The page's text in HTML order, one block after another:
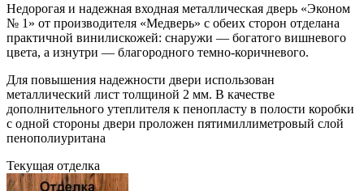
Недорогая и надежная входная металлическая дверь «Эконом
№ 1» от производителя «Медверь» с обеих сторон отделана
практичной винилискожей: снаружи — богатого вишневого
цвета, а изнутри — благородного темно-коричневого.
Для повышения надежности двери использован
металлический лист толщиной 2 мм. В качестве
дополнительного утеплителя к пенопласту в полости коробки
с одной стороны двери проложен пятимиллиметровый слой
пенополиуритана
Текущая отделка